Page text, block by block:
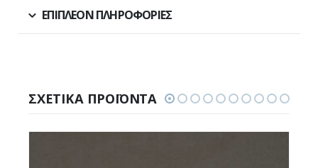
ΕΠΙΠΛΈΟΝ ΠΛΗΡΟΦΟΡΊΕΣ
ΣΧΕΤΙΚΆ ΠΡΟΪΌΝΤΑ